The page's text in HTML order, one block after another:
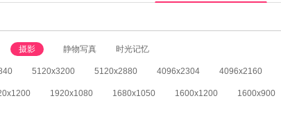
摄影 静物写真 时光记忆
5120x3200 5120x2880 4096x2304 4096x2160
1920x1080 1680x1050 1600x1200 1600x900